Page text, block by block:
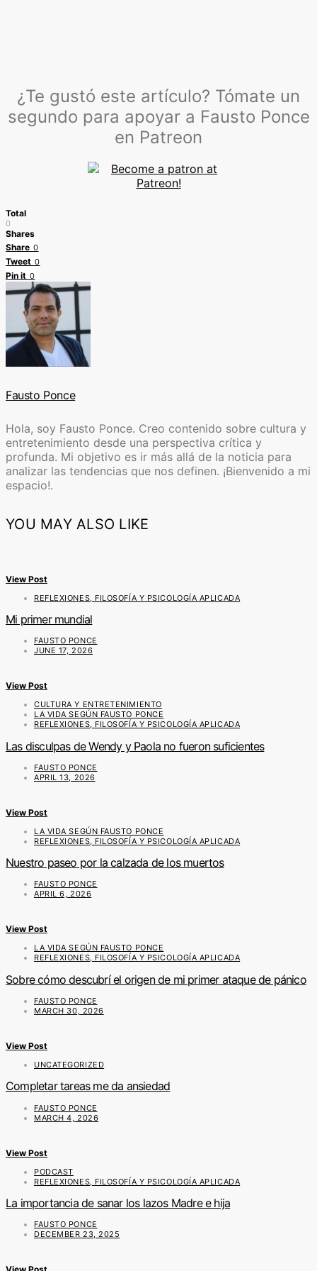
¿Te gustó este artículo? Tómate un
segundo para apoyar a Fausto Ponce
en Patreon
Total
0
Shares
Share 0
Tweet 0
Pin it 0
Fausto Ponce
Hola, soy Fausto Ponce. Creo contenido sobre cultura y
entretenimiento desde una perspectiva crítica y
profunda. Mi objetivo es ir más allá de la noticia para
analizar las tendencias que nos definen. ¡Bienvenido a mi
espacio!.
YOU MAY ALSO LIKE
View Post
REFLEXIONES, FILOSOFÍA Y PSICOLOGÍA APLICADA
Mi primer mundial
FAUSTO PONCE
JUNE 17, 2026
View Post
CULTURA Y ENTRETENIMIENTO
LA VIDA SEGÚN FAUSTO PONCE
REFLEXIONES, FILOSOFÍA Y PSICOLOGÍA APLICADA
Las disculpas de Wendy y Paola no fueron suficientes
FAUSTO PONCE
APRIL 13, 2026
View Post
LA VIDA SEGÚN FAUSTO PONCE
REFLEXIONES, FILOSOFÍA Y PSICOLOGÍA APLICADA
Nuestro paseo por la calzada de los muertos
FAUSTO PONCE
APRIL 6, 2026
View Post
LA VIDA SEGÚN FAUSTO PONCE
REFLEXIONES, FILOSOFÍA Y PSICOLOGÍA APLICADA
Sobre cómo descubrí el origen de mi primer ataque de pánico
FAUSTO PONCE
MARCH 30, 2026
View Post
UNCATEGORIZED
Completar tareas me da ansiedad
FAUSTO PONCE
MARCH 4, 2026
View Post
PODCAST
REFLEXIONES, FILOSOFÍA Y PSICOLOGÍA APLICADA
La importancia de sanar los lazos Madre e hija
FAUSTO PONCE
DECEMBER 23, 2025